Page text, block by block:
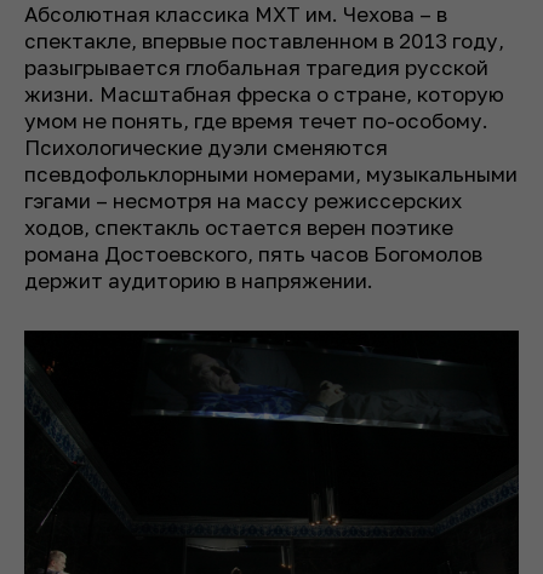
Абсолютная классика МХТ им. Чехова – в
спектакле, впервые поставленном в 2013 году,
разыгрывается глобальная трагедия русской
жизни. Масштабная фреска о стране, которую
умом не понять, где время течет по-особому.
Психологические дуэли сменяются
псевдофольклорными номерами, музыкальными
гэгами – несмотря на массу режиссерских
ходов, спектакль остается верен поэтике
романа Достоевского, пять часов Богомолов
держит аудиторию в напряжении.